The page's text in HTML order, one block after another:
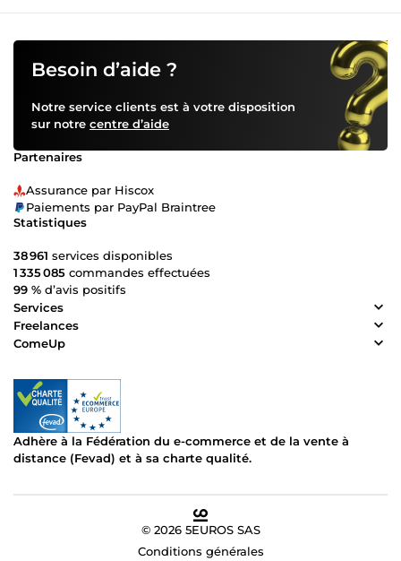
Besoin d’aide ?
Notre service clients est à votre disposition
sur notre centre d’aide
Partenaires
Assurance par Hiscox
Paiements par PayPal Braintree
Statistiques
38 961 services disponibles
1 335 085 commandes effectuées
99 % d’avis positifs
Services
Freelances
ComeUp
Adhère à la Fédération du e-commerce et de la vente à
distance (Fevad) et à sa charte qualité.
© 2026 5EUROS SAS
Conditions générales